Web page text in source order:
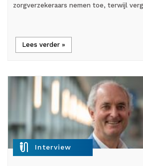
zorgverzekeraars nemen toe, terwijl
Lees verder »
mic_external_on Interview